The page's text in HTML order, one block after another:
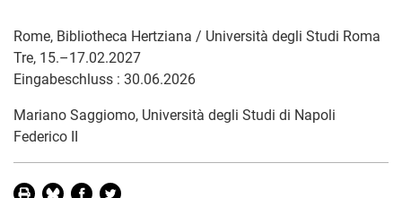
Rome, Bibliotheca Hertziana / Università degli Studi Roma
Tre, 15.–17.02.2027
Eingabeschluss : 30.06.2026
Mariano Saggiomo, Università degli Studi di Napoli
Federico II